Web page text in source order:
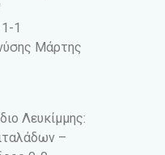
1
Μάρτης
Λευκίμμης:
–